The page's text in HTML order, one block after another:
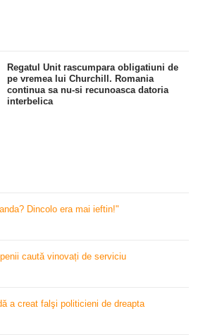
Regatul Unit rascumpara obligatiuni de
pe vremea lui Churchill. Romania
continua sa nu-si recunoasca datoria
interbelica
Dincolo era mai ieftin!"
caută vinovați de serviciu
a creat falşi politicieni de dreapta